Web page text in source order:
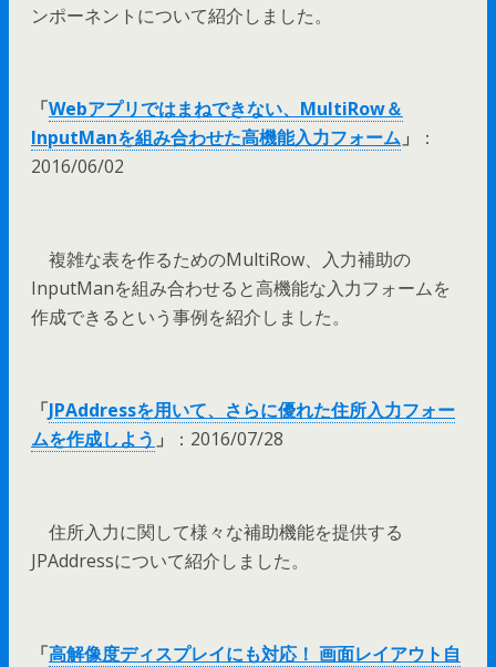
ンポーネントについて紹介しました。
「Webアプリではまねできない、MultiRow＆
InputManを組み合わせた高機能入力フォーム 」
：
2016/06/02
複雑な表を作るためのMultiRow、入力補助の
InputManを組み合わせると高機能な入力フォームを
作成できるという事例を紹介しました。
「JPAddressを用いて、さらに優れた住所入力フォー
ムを作成しよう 」 ：2016/07/28
住所入力に関して様々な補助機能を提供する
JPAddressについて紹介しました。
「高解像度ディスプレイにも対応！ 画面レイアウト自